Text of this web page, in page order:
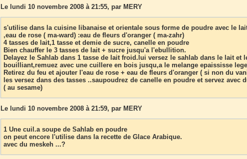
Le lundi 10 novembre 2008 à 21:55, par MERY
s'utilise dans la cuisine libanaise et orientale sous forme de poudre avec le
,eau de rose ( ma-ward) :eau de fleurs d'oranger ( ma-zahr)
4 tasses de lait,1 tasse et demie de sucre, canelle en poudre
Bien chauffer le 3 tasses de lait + sucre jusqu'a l'ebullition.
Delayez le Sahlab dans 1 tasse de lait froid.lui versez le sahlab dans le lait et
bouilliant,remuez avec une cuillere en bois jusqu,a le melange epaississe
Retirez du feu et ajouter l'eau de rose + eau de fleurs d'oranger ( si non du
les versez dans des tasses ..saupoudrez de canelle en poudre et servez avec
( au sesame)
Le lundi 10 novembre 2008 à 21:59, par MERY
1 Une cuil.a soupe de Sahlab en poudre
on peut encore l'utilise dans la recette de Glace Arabique.
avec du meskeh ...?